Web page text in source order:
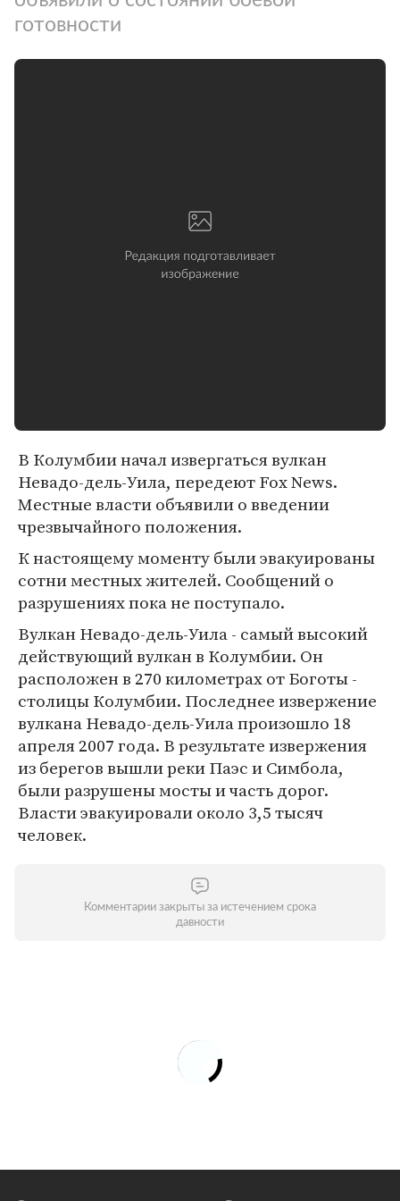
готовности
В Колумбии начал извергаться вулкан
Невадо-дель-Уила, передеют Fox News.
Местные власти объявили о введении
чрезвычайного положения.
К настоящему моменту были эвакуированы
сотни местных жителей. Сообщений о
разрушениях пока не поступало.
Вулкан Невадо-дель-Уила - самый высокий
действующий вулкан в Колумбии. Он
расположен в 270 километрах от Боготы -
столицы Колумбии. Последнее извержение
вулкана Невадо-дель-Уила произошло 18
апреля 2007 года. В результате извержения
из берегов вышли реки Паэс и Симбола,
были разрушены мосты и часть дорог.
Власти эвакуировали около 3,5 тысяч
человек.
Комментарии закрыты за истечением срока
давности